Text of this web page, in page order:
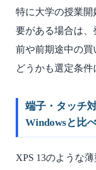
特に大学の授業
要がある場合は
前や前期途中の
どうかも選定条件
端子・タッチ
Windowsと比
XPS 13のような